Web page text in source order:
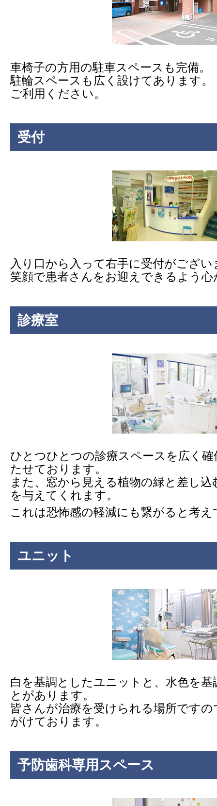
車椅子の方用の駐車スペースも完備。
駐輪スペースも広く設けてあります。
ご利用ください。
受付
入り口から入って右手に受付がござい
笑顔で患者さんをお迎えできるよう
診療室
ひとつひとつの診療スペースを広く
たせております。
また、窓から見える植物の緑と差し
を与えてくれます。
これは恐怖感の軽減にも繋がると考
ユニット
白を基調としたユニットと、水色を
とがあります。
皆さんが治療を受けられる場所です
がけております。
予防歯科専用スペース